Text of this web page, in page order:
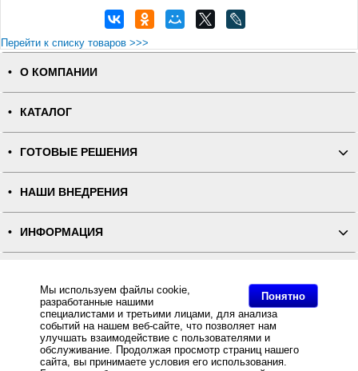
Понятно
Мы используем файлы cookie,
разработанные нашими
специалистами и третьими лицами, для анализа
событий на нашем веб-сайте, что позволяет нам
улучшать взаимодействие с пользователями и
обслуживание. Продолжая просмотр страниц нашего
сайта, вы принимаете условия его использования.
Перейти к списку товаров >>>
О КОМПАНИИ
КАТАЛОГ
ГОТОВЫЕ РЕШЕНИЯ
НАШИ ВНЕДРЕНИЯ
ИНФОРМАЦИЯ
ПОЛНАЯ ВЕРСИЯ
Интернет-магазин "ПОСЛЭНД" - торгового оборудования, оборудования для автоматизации общепита и
торговли, расходных материалов
Все права защищены, ООО "ПОСЛЭНД" © 2008-2026.
Политика конфиденциальности